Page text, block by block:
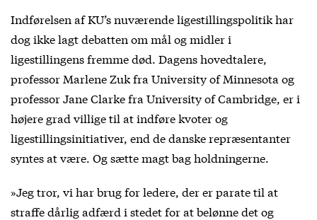
Indførelsen af KU’s nuværende ligestillingspolitik har
dog ikke lagt debatten om mål og midler i
ligestillingens fremme død. Dagens hovedtalere,
professor Marlene Zuk fra University of Minnesota og
professor Jane Clarke fra University of Cambridge, er i
højere grad villige til at indføre kvoter og
ligestillingsinitiativer, end de danske repræsentanter
syntes at være. Og sætte magt bag holdningerne.
»Jeg tror, vi har brug for ledere, der er parate til at
straffe dårlig adfærd i stedet for at belønne det og